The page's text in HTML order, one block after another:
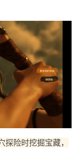
险时挖掘宝藏，